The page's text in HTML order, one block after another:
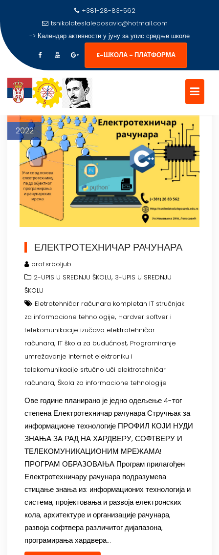
Skip
content
+381-28-83-562
tsnikolateslaleposavic@hotmail.com
-> Календар активности у јуну за упис средње школе
E-ШКОЛА - ПЛАТФОРМА
ОЗНАКА:HARDVER SOFTVER I
TELEKOMUNIKACIJE IZUČAVA
ELEKTROTEHNIČAR RAČUNARA
4
2022
ЕЛЕКТРОТЕХНИЧАР РАЧУНАРА
prof.srboljub
2-UPIS U SREDNJU ŠKOLU, 3-UPIS U SREDNJU
ŠKOLU
Eletrotehničar računara kompletan IT stručnjak
za informacione tehnologije, Hardver softver i
telekomunikacije izučava elektrotehničar
računara, IT škola za budućnost, Programiranje
umrežavanje internet elektroniku i
telekomunikacije srtučno uči elektrotehničar
računara, Škola za informacione tehnologije
Ове године планирано је једно одељење 4-тог
степена Електротехничар рачунара Стручњак за
информационе технологије ПРОФИЛ КОЈИ НУДИ
ЗНАЊА ЗА РАД НА ХАРДВЕРУ, СОФТВЕРУ И
ТЕЛЕКОМУНИКАЦИОНИМ МРЕЖАМА!
ПРОГРАМ ОБРАЗОВАЊА Програм прилагођен
Електротехничару рачунара подразумева
стицање знања из: информационих технологија и
система, пројектовања и развоја електронских
кола, архитектуре и организације рачунара,
развоја софтвера различитог дијапазона,
програмирања хардвера…